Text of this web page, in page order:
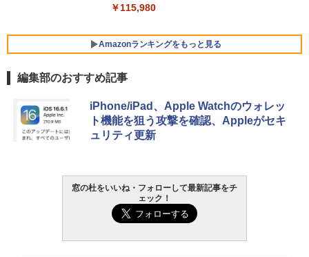
￥139,880
￥115,980
Amazonランキングをもっと見る
編集部のおすすめ記事
iPhone/iPad、Apple Watchのウォレッ
ト機能を狙う攻撃を確認、Appleがセキ
ュリティ更新
窓の杜をいいね・フォローして最新記事をチ
ェック！